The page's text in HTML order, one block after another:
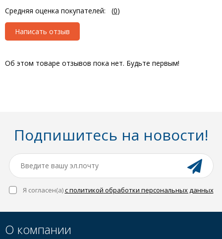
Средняя оценка покупателей: (0)
Написать отзыв
Об этом товаре отзывов пока нет. Будьте первым!
Подпишитесь на новости!
Я согласен(a)с политикой обработки персональных данных
О компании